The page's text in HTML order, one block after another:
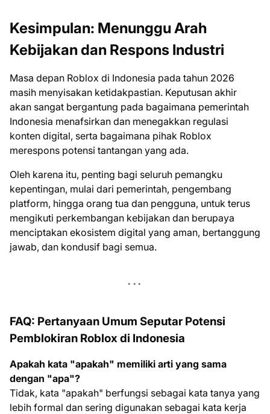
Kesimpulan: Menunggu Arah
Kebijakan dan Respons Industri
Masa depan Roblox di Indonesia pada tahun 2026
masih menyisakan ketidakpastian. Keputusan akhir
akan sangat bergantung pada bagaimana pemerintah
Indonesia menafsirkan dan menegakkan regulasi
konten digital, serta bagaimana pihak Roblox
merespons potensi tantangan yang ada.
Oleh karena itu, penting bagi seluruh pemangku
kepentingan, mulai dari pemerintah, pengembang
platform, hingga orang tua dan pengguna, untuk terus
mengikuti perkembangan kebijakan dan berupaya
menciptakan ekosistem digital yang aman, bertanggung
jawab, dan kondusif bagi semua.
FAQ: Pertanyaan Umum Seputar Potensi
Pemblokiran Roblox di Indonesia
Apakah kata "apakah" memiliki arti yang sama
dengan "apa"?
Tidak, kata "apakah" berfungsi sebagai kata tanya yang
lebih formal dan sering digunakan sebagai kata kerja